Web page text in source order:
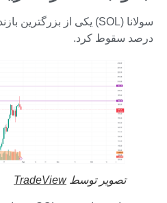
درصد سقوط کرد.
تصویر توسطTradeView